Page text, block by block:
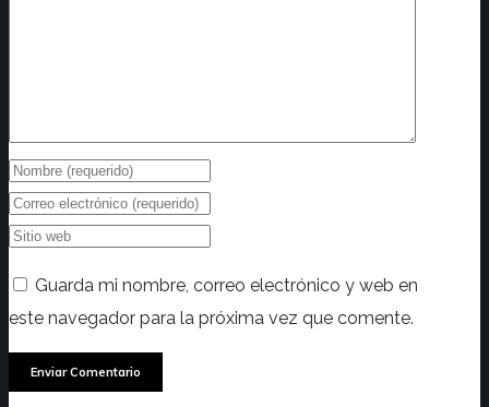
Guarda mi nombre, correo electrónico y web en
este navegador para la próxima vez que comente.